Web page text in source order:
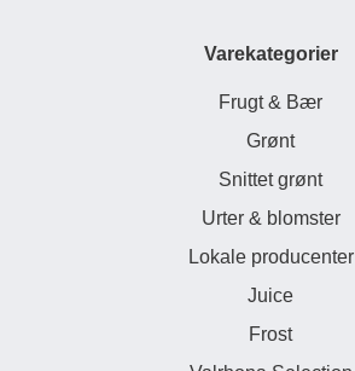
Varekategorier
Frugt & Bær
Grønt
Snittet grønt
Urter & blomster
Lokale producenter
Juice
Frost